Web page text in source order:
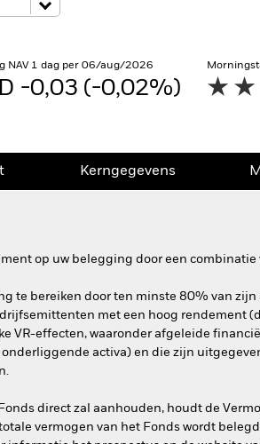
NAV 1 dag per 06/aug/2026
-0,03 (-0,02%)
Kerngegevens
op uw belegging door een
te bereiken door ten minste 80% van
met een hoog rendement
VR-effecten, waaronder afgeleide
activa) en die zijn
direct zal aanhouden, houdt de
vermogen van het Fonds wordt